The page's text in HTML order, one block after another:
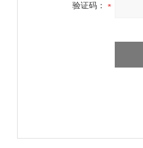
验证码：